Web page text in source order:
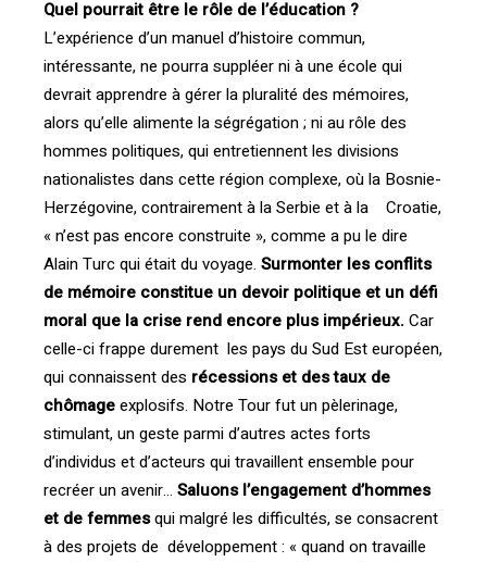
Quel pourrait être le rôle de l’éducation ?
L’expérience d’un manuel d’histoire commun,
intéressante, ne pourra suppléer ni à une école qui
devrait apprendre à gérer la pluralité des mémoires,
alors qu’elle alimente la ségrégation ; ni au rôle des
hommes politiques, qui entretiennent les divisions
nationalistes dans cette région complexe, où la Bosnie-
Herzégovine, contrairement à la Serbie et à la Croatie,
« n’est pas encore construite », comme a pu le dire
Alain Turc qui était du voyage. Surmonter les conflits
de mémoire constitue un devoir politique et un défi
moral que la crise rend encore plus impérieux. Car
celle-ci frappe durement les pays du Sud Est européen,
qui connaissent des récessions et des taux de
chômageexplosifs. Notre Tour fut un pèlerinage,
stimulant, un geste parmi d’autres actes forts
d’individus et d’acteurs qui travaillent ensemble pour
recréer un avenir… Saluons l’engagement d’hommes
et de femmesqui malgré les difficultés, se consacrent
à des projets de développement : « quand on travaille